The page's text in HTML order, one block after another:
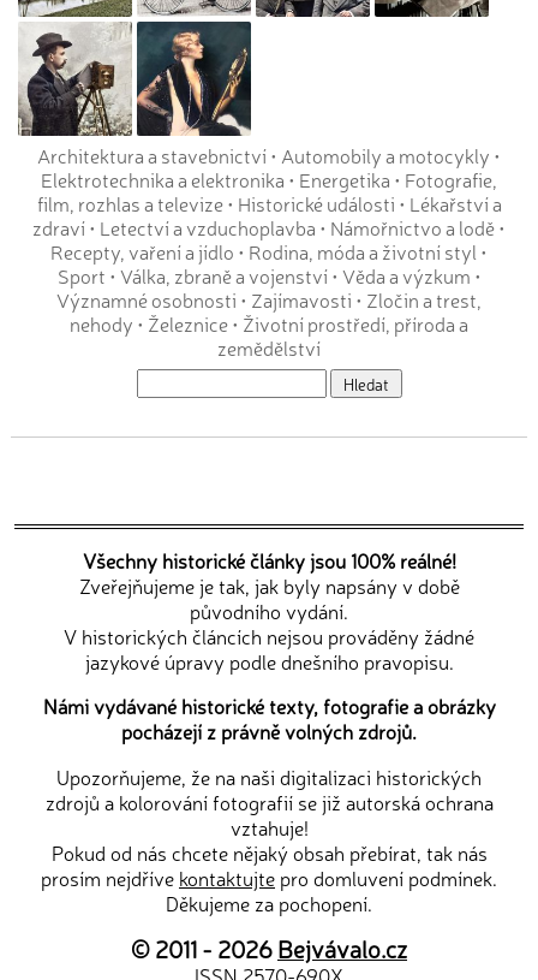
Architektura a stavebnictví• Automobily a motocykly •
Elektrotechnika a elektronika • Energetika • Fotografie,
film, rozhlas a televize• Historické události • Lékařství a
zdraví• Letectví a vzduchoplavba • Námořnictvo a lodě•
Recepty, vaření a jídlo • Rodina, móda a životní styl •
Sport • Válka, zbraně a vojenství• Věda a výzkum •
Významné osobnosti • Zajímavosti • Zločin a trest,
nehody • Železnice• Životní prostředí, příroda a
zemědělství
Všechny historické články jsou 100% reálné!
Zveřejňujeme je tak, jak byly napsány v době
původního vydání.
V historických článcích nejsou prováděny žádné
jazykové úpravy podle dnešního pravopisu.
Námi vydávané historické texty, fotografie a obrázky
pocházejí z právně volných zdrojů.
Upozorňujeme, že na naši digitalizaci historických
zdrojů a kolorování fotografií se již autorská ochrana
vztahuje!
Pokud od nás chcete nějaký obsah přebírat, tak nás
prosím nejdříve kontaktujte pro domluvení podmínek.
Děkujeme za pochopení.
© 2011 - 2026Bejvávalo.cz